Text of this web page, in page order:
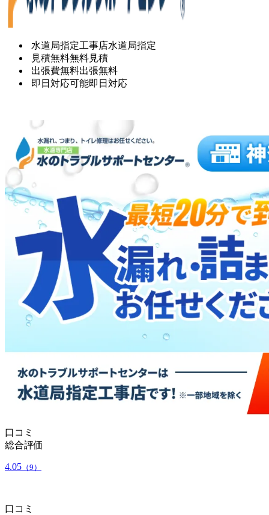
水道局指定工事店水道局指定
見積無料無料見積
出張費無料出張無料
即日対応可能即日対応
口コミ
総合評価
4.05 （9）
口コミ